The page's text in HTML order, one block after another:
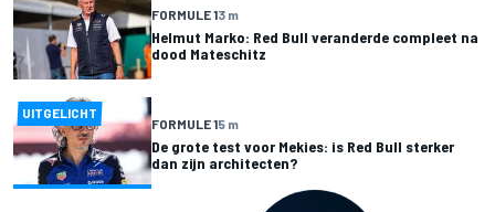
FORMULE 13 m
Helmut Marko: Red Bull veranderde compleet na
dood Mateschitz
UITGELICHT
FORMULE 15 m
De grote test voor Mekies: is Red Bull sterker
dan zijn architecten?